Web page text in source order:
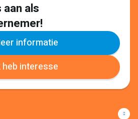
als
informatie
heb interesse